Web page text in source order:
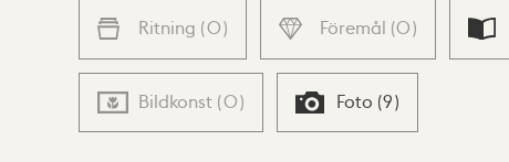
Ritning (0) Föremål (0)
Bildkonst (0) Foto (9)